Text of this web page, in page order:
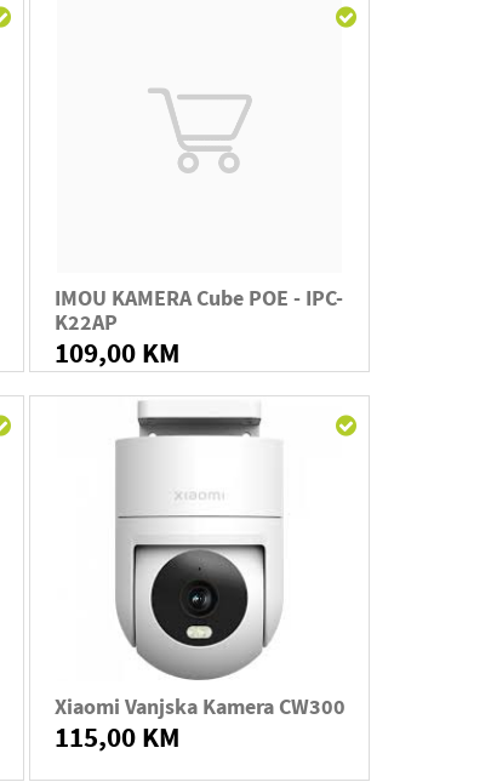
IMOU KAMERA Cube POE - IPC-
K22AP
109,00 KM
Xiaomi Vanjska Kamera CW300
115,00 KM